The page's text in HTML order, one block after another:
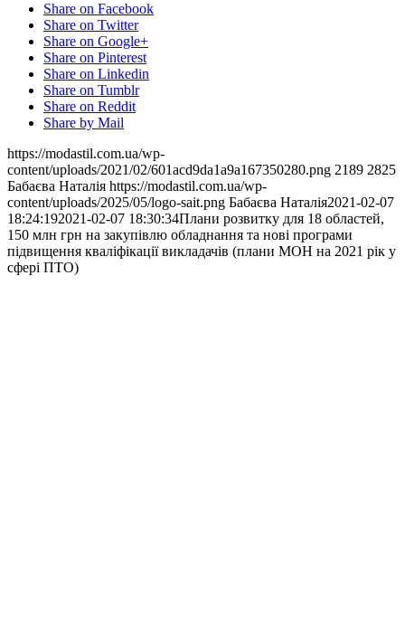
Share on Facebook
Share on Twitter
Share on Google+
Share on Pinterest
Share on Linkedin
Share on Tumblr
Share on Reddit
Share by Mail
https://modastil.com.ua/wp-
content/uploads/2021/02/601acd9da1a9a167350280.png 2189 2825
Бабаєва Наталія https://modastil.com.ua/wp-
content/uploads/2025/05/logo-sait.png Бабаєва Наталія2021-02-07
18:24:192021-02-07 18:30:34Плани розвитку для 18 областей,
150 млн грн на закупівлю обладнання та нові програми
підвищення кваліфікації викладачів (плани МОН на 2021 рік у
сфері ПТО)